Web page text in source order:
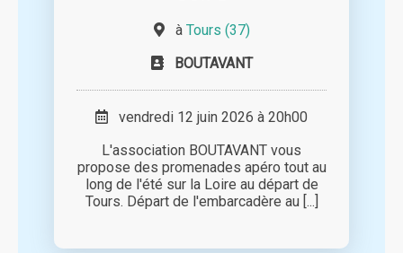
à Tours (37)
BOUTAVANT
vendredi 12 juin 2026 à 20h00
L'association BOUTAVANT vous
propose des promenades apéro tout au
long de l'été sur la Loire au départ de
Tours. Départ de l'embarcadère au [...]